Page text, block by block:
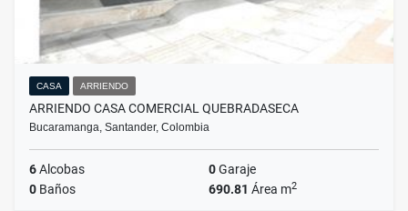
CASA ARRIENDO
ARRIENDO CASA COMERCIAL QUEBRADASECA
Bucaramanga, Santander, Colombia
6Alcobas 0Garaje
0 Baños 690.81 Área m2